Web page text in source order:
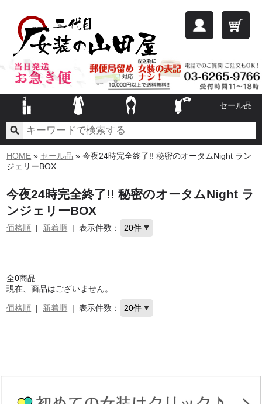
セール品
HOME » セール品 » 今夜24時完全終了!! 秘密のオータムNight ラン
ジェリーBOX
今夜24時完全終了!! 秘密のオータムNight ラ
ンジェリーBOX
価格順 | 新着順 |表示件数：
全0商品
現在、商品はございません。
価格順 | 新着順 |表示件数：